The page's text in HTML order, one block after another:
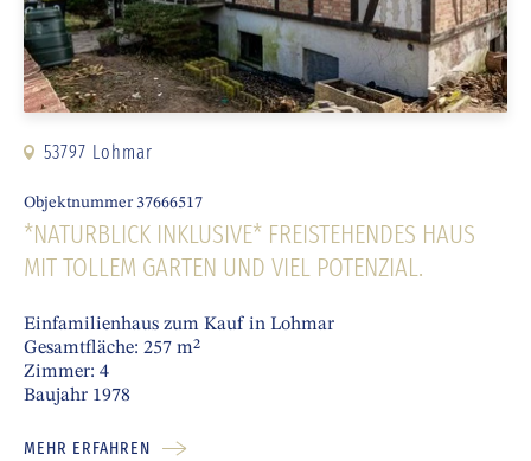
53797 Lohmar
Objektnummer 37666517
*NATURBLICK INKLUSIVE* FREISTEHENDES HAUS
MIT TOLLEM GARTEN UND VIEL POTENZIAL.
Einfamilienhaus zum Kauf in Lohmar
Gesamtfläche: 257 m²
Zimmer: 4
Baujahr 1978
MEHR ERFAHREN